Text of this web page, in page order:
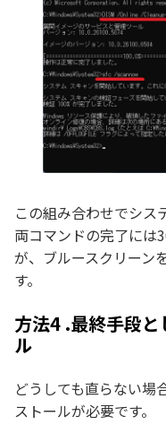
この組み合わせでシス
両コマンドの完了には
が、ブルースクリーン
す。
方法4 .最終手段
ル
どうしても直らない場
ストールが必要です。